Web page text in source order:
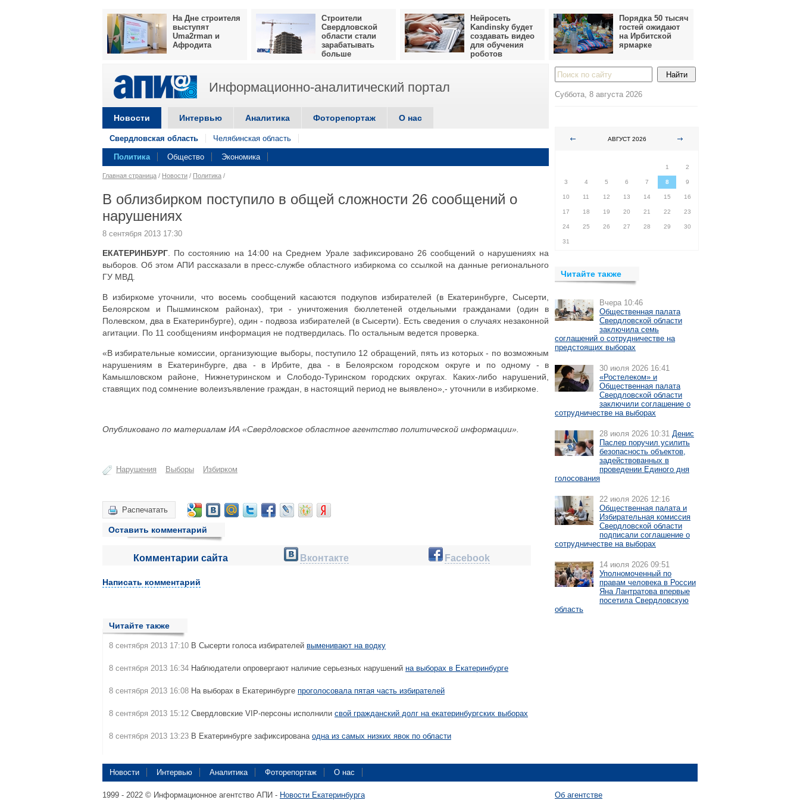
На Дне строителя
выступят
Uma2rman и
Афродита
Строители
Свердловской
области стали
зарабатывать
больше
Нейросеть
Kandinsky будет
создавать видео
для обучения
роботов
Порядка 50 тысяч
гостей ожидают
на Ирбитской
ярмарке
Информационно-аналитический портал
Новости Интервью Аналитика Фоторепортаж О нас
Свердловская область Челябинская область
Политика Общество Экономика
Главная страница / Новости / Политика /
В облизбирком поступило в общей сложности 26 сообщений о
нарушениях
8 сентября 2013 17:30
ЕКАТЕРИНБУРГ . По состоянию на 14:00 на Среднем Урале зафиксировано 26 сообщений о нарушениях на
выборов. Об этом АПИ рассказали в пресс-службе областного избиркома со ссылкой на данные регионального
ГУ МВД.
В избиркоме уточнили, что восемь сообщений касаются подкупов избирателей (в Екатеринбурге, Сысерти,
Белоярском и Пышминском районах), три - уничтожения бюллетеней отдельными гражданами (один в
Полевском, два в Екатеринбурге), один - подвоза избирателей (в Сысерти). Есть сведения о случаях незаконной
агитации. По 11 сообщениям информация не подтвердилась. По остальным ведется проверка.
«В избирательные комиссии, организующие выборы, поступило 12 обращений, пять из которых - по возможным
нарушениям в Екатеринбурге, два - в Ирбите, два - в Белоярском городском округе и по одному - в
Камышловском районе, Нижнетуринском и Слободо-Туринском городских округах. Каких-либо нарушений,
ставящих под сомнение волеизъявление граждан, в настоящий период не выявлено»,- уточнили в избиркоме.
Опубликовано по материалам ИА «Свердловское областное агентство политической информации».
Нарушения Выборы Избирком
Распечатать
Оставить комментарий
Комментарии сайта Вконтакте Facebook
Написать комментарий
Читайте также
8 сентября 2013 17:10 В Сысерти голоса избирателей выменивают на водку
8 сентября 2013 16:34 Наблюдатели опровергают наличие серьезных нарушений на выборах в Екатеринбурге
8 сентября 2013 16:08 На выборах в Екатеринбурге проголосовала пятая часть избирателей
8 сентября 2013 15:12 Свердловские VIP-персоны исполнили свой гражданский долг на екатеринбургских выборах
8 сентября 2013 13:23 В Екатеринбурге зафиксирована одна из самых низких явок по области
Суббота, 8 августа 2026
АВГУСТ 2026
1
2
3 4 5 6 7 8 9
10 11 12 13 14 15 16
17 18 19 20 21 22 23
24 25 26 27 28 29 30
31
Читайте также
Вчера 10:46
Общественная палата
Свердловской области
заключила семь
соглашений о сотрудничестве на
предстоящих выборах
30 июля 2026 16:41
«Ростелеком» и
Общественная палата
Свердловской области
заключили соглашение о
сотрудничестве на выборах
28 июля 2026 10:31 Денис
Паслер поручил усилить
безопасность объектов,
задействованных в
проведении Единого дня
голосования
22 июля 2026 12:16
Общественная палата и
Избирательная комиссия
Свердловской области
подписали соглашение о
сотрудничестве на выборах
14 июля 2026 09:51
Уполномоченный по
правам человека в России
Яна Лантратова впервые
посетила Свердловскую
область
Новости Интервью Аналитика Фоторепортаж О нас
1999 - 2022 © Информационное агентство АПИ - Новости Екатеринбурга
Об агентстве